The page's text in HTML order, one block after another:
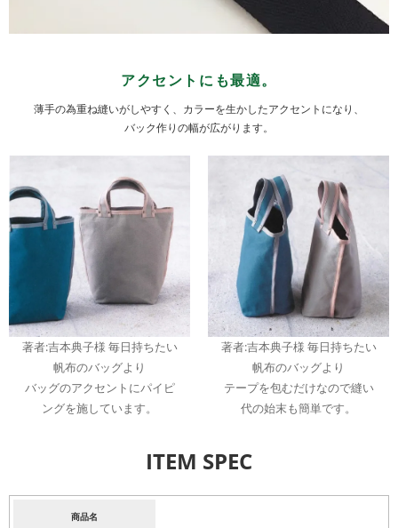
アクセントにも最適。
薄手の為重ね縫いがしやすく、カラーを生かしたアクセントになり、
バック作りの幅が広がります。
著者:吉本典子様 毎日持ちたい
帆布のバッグより
バッグのアクセントにパイピ
ングを施しています。
著者:吉本典子様 毎日持ちたい
帆布のバッグより
テープを包むだけなので縫い
代の始末も簡単です。
ITEM SPEC
商品名